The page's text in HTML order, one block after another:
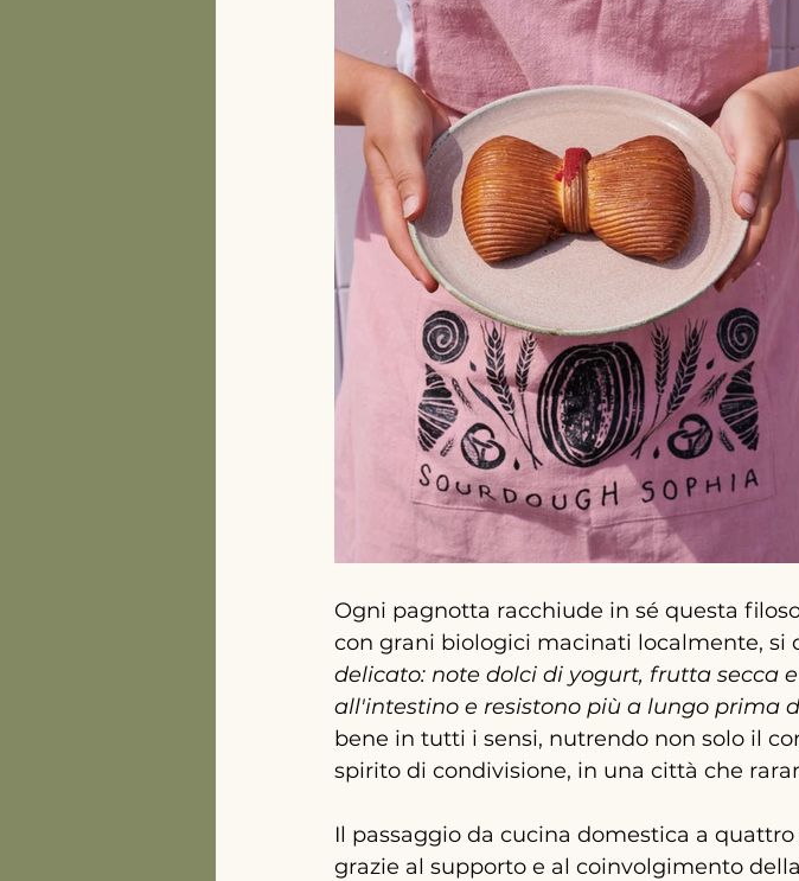
Ogni pagnotta racchiude in sé questa
con grani biologici macinati localmente, si
delicato: note dolci di yogurt, frutta secca
all'intestino e resistono più a lungo prima
bene in tutti i sensi, nutrendo non solo il
spirito di condivisione, in una città che
Il passaggio da cucina domestica a
grazie al supporto e al coinvolgimento